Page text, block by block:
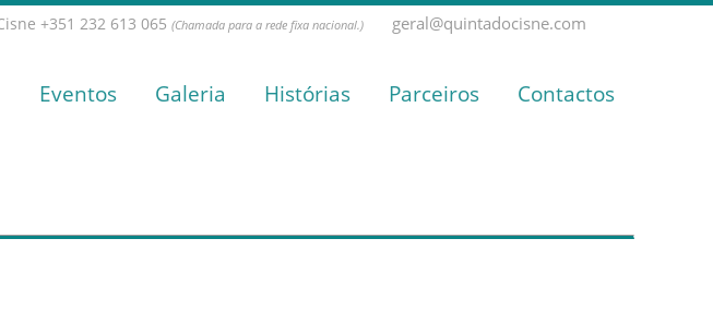
+351 232 613 065 (Chamada para a rede fixa nacional.) geral@quintadocisne.com
Eventos Galeria Histórias Parceiros Contactos